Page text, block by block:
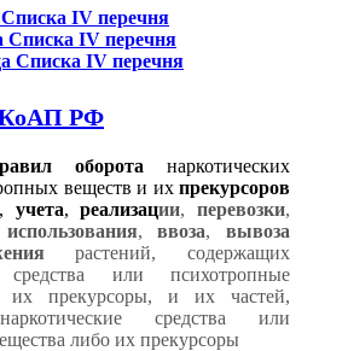
IV перечня
Списка IV перечня
Списка IV перечня
КоАП РФ
оборота наркотических
веществ и их прекурсоров
учета,реализации, перевозки,
использования,ввоза,вывоза
растений, содержащих
средства или психотропные
их прекурсоры, и их частей,
средства или
либо их прекурсоры